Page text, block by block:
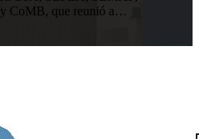
CoMB, que reunió a…